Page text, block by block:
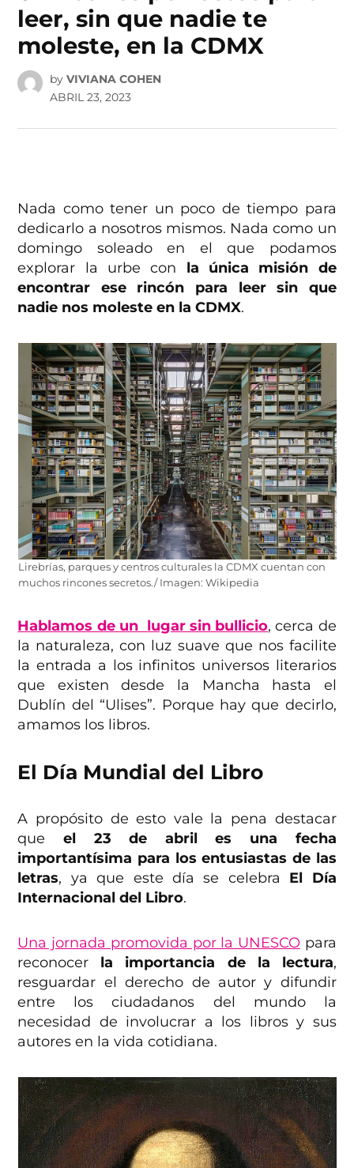
leer, sin que nadie te
moleste, en la CDMX
by VIVIANA COHEN
ABRIL 23, 2023
Nada como tener un poco de tiempo para
dedicarlo a nosotros mismos. Nada como un
domingo soleado en el que podamos
explorar la urbe con la única misión de
encontrar ese rincón para leer sin que
nadie nos moleste en la CDMX.
Lirebrías, parques y centros culturales la CDMX cuentan con
muchos rincones secretos./ Imagen: Wikipedia
Hablamos de un lugar sin bullicio, cerca de
la naturaleza, con luz suave que nos facilite
la entrada a los infinitos universos literarios
que existen desde la Mancha hasta el
Dublín del “Ulises”. Porque hay que decirlo,
amamos los libros.
El Día Mundial del Libro
A propósito de esto vale la pena destacar
queel 23 de abril es una fecha
importantísima para los entusiastas de las
letras, ya que este día se celebra El Día
Internacional del Libro.
Una jornada promovida por la UNESCOpara
reconocer la importancia de la lectura,
resguardar el derecho de autor y difundir
entre los ciudadanos del mundo la
necesidad de involucrar a los libros y sus
autores en la vida cotidiana.